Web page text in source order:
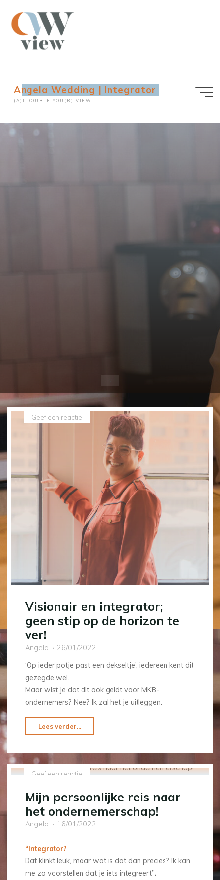
naar
inhoud
Angela Wedding | Integrator
(A)I DOUBLE YOU(R) VIEW
Geef een reactie
Visionair en integrator;
geen stip op de horizon te
ver!
Angela
26/01/2022
‘Op ieder potje past een dekseltje’, iedereen kent dit
gezegde wel.
Maar wist je dat dit ook geldt voor MKB-
ondernemers? Nee? Ik zal het je uitleggen.
Lees verder...
en
geen
stip
de
horizon
te
Geef een reactie
Mijn persoonlijke reis naar
het ondernemerschap!
Angela 16/01/2022
“Integrator?
Dat klinkt leuk, maar wat is dat dan precies? Ik kan
me zo voorstellen dat je iets integreert”.